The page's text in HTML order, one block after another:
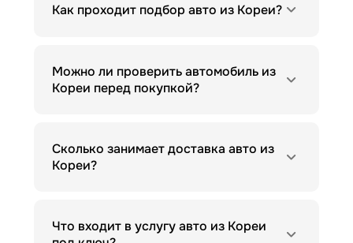
Как проходит подбор авто из Кореи?
Можно ли проверить автомобиль из
Кореи перед покупкой?
Сколько занимает доставка авто из
Кореи?
Что входит в услугу авто из Кореи